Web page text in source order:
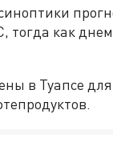
тогда как
в Туапсе